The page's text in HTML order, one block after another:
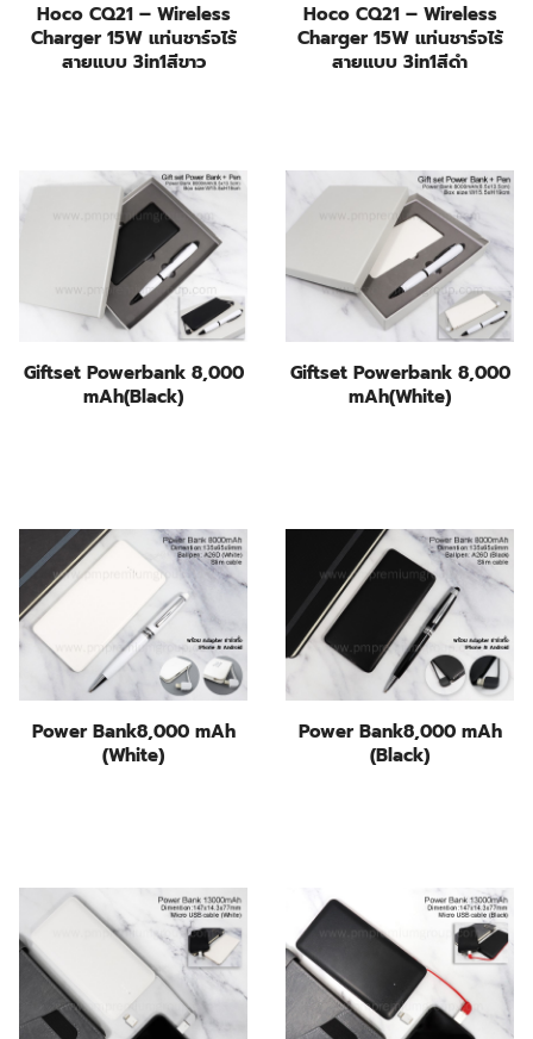
Hoco CQ21 – Wireless
Charger 15W แท่นชาร์จไร้
สายแบบ 3in1สีขาว
Hoco CQ21 – Wireless
Charger 15W แท่นชาร์จไร้
สายแบบ 3in1สีดำ
Giftset Powerbank 8,000
mAh(Black)
Giftset Powerbank 8,000
mAh(White)
Power Bank8,000 mAh
(White)
Power Bank8,000 mAh
(Black)